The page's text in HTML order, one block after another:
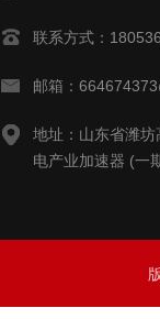
联系方式：
邮箱：
地址：山东省潍
电产业加速器 (一